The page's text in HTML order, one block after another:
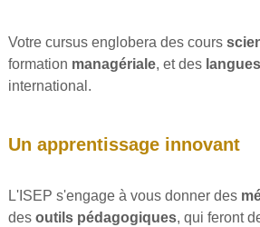
Votre cursus englobera des cours
formation managériale, et des langues
international.
Un apprentissage innovant
L'ISEP s'engage à vous donner des
des outils pédagogiques, qui feront